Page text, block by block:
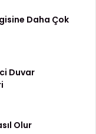
Daha Çok
Duvar
Olur